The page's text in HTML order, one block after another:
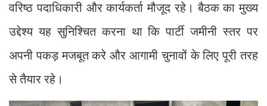
वरिष्ठ पदाधिकारी और कार्यकर्ता मौजूद रहे। बैठक का मुख्य
उद्देश्य यह सुनिश्चित करना था कि पार्टी जमीनी स्तर पर
अपनी पकड़ मजबूत करे और आगामी चुनावों के लिए पूरी तरह
से तैयार रहे।